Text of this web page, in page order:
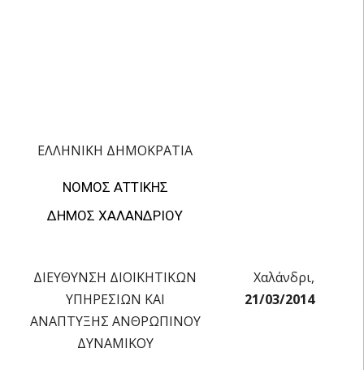
ΕΛΛΗΝΙΚΗ ΔΗΜΟΚΡΑΤΙΑ
ΝΟΜΟΣ ΑΤΤΙΚΗΣ
ΔΗΜΟΣ ΧΑΛΑΝΔΡΙΟΥ
ΔΙΕΥΘΥΝΣΗ ΔΙΟΙΚΗΤΙΚΩΝ
ΥΠΗΡΕΣΙΩΝ ΚΑΙ
ΑΝΑΠΤΥΞΗΣ ΑΝΘΡΩΠΙΝΟΥ
ΔΥΝΑΜΙΚΟΥ
Χαλάνδρι,
21/03/2014